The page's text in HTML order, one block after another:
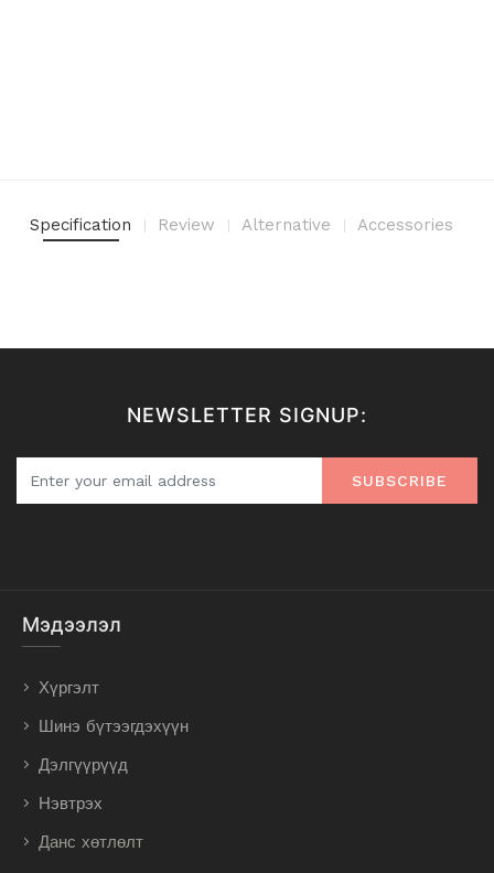
Specification Review Alternative Accessories
NEWSLETTER SIGNUP:
SUBSCRIBE
Мэдээлэл
Хүргэлт
Шинэ бүтээгдэхүүн
Дэлгүүрүүд
Нэвтрэх
Данс хөтлөлт